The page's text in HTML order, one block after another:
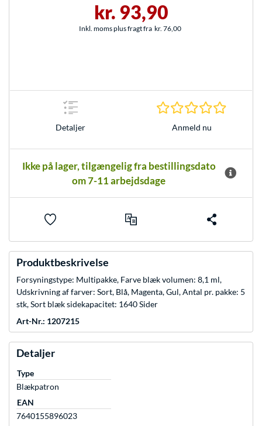
kr. 93,90
Inkl. moms plus fragt fra kr. 76,00
Detaljer Anmeld nu
Ikke på lager, tilgængelig fra bestillingsdato
om 7-11 arbejdsdage
Produktbeskrivelse
Forsyningstype: Multipakke, Farve blæk volumen: 8,1 ml,
Udskrivning af farver: Sort, Blå, Magenta, Gul, Antal pr. pakke: 5
stk, Sort blæk sidekapacitet: 1640 Sider
Art-Nr.: 1207215
Detaljer
Type
Blækpatron
EAN
7640155896023